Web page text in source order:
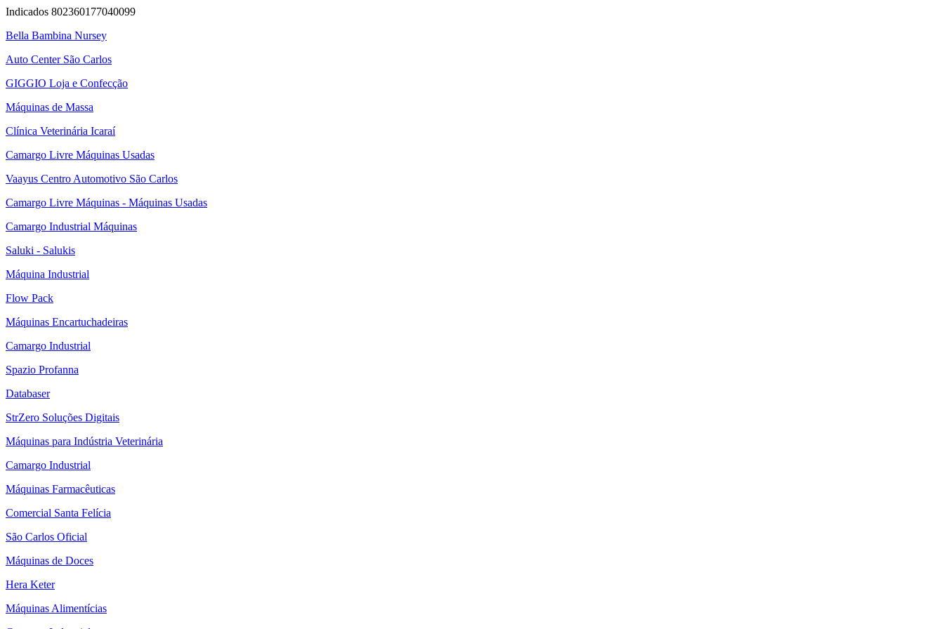
Indicados 802360177040099
Bella Bambina Nursey
Auto Center São Carlos
GIGGIO Loja e Confecção
Máquinas de Massa
Clínica Veterinária Icaraí
Camargo Livre Máquinas Usadas
Vaayus Centro Automotivo São Carlos
Camargo Livre Máquinas - Máquinas Usadas
Camargo Industrial Máquinas
Saluki - Salukis
Máquina Industrial
Flow Pack
Máquinas Encartuchadeiras
Camargo Industrial
Spazio Profanna
Databaser
StrZero Soluções Digitais
Máquinas para Indústria Veterinária
Camargo Industrial
Máquinas Farmacêuticas
Comercial Santa Felícia
São Carlos Oficial
Máquinas de Doces
Hera Keter
Máquinas Alimentícias